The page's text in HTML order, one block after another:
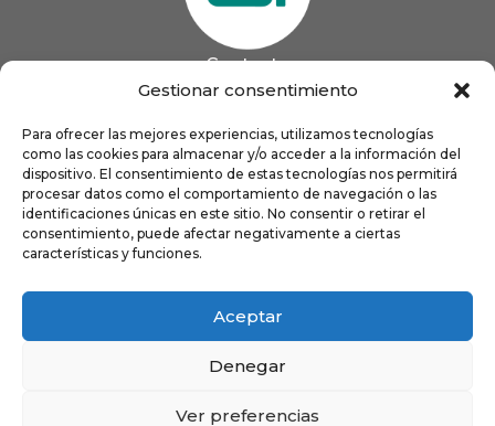
Gestionar consentimiento
Para ofrecer las mejores experiencias, utilizamos tecnologías
como las cookies para almacenar y/o acceder a la información del
dispositivo. El consentimiento de estas tecnologías nos permitirá
procesar datos como el comportamiento de navegación o las
identificaciones únicas en este sitio. No consentir o retirar el
consentimiento, puede afectar negativamente a ciertas
características y funciones.
Aceptar
Denegar
Ver preferencias
Contacto
 coigijon@gmail.com
Horario
Lun
9:00 a 13:00 - 16:00 a 21:00
Mar
9:00 a 13:00 - 16:00 a 20:00
Mié
9:00 a 14:00 - 16:00 a 19:00
Jue
9:00 a 13:00 - 16:00 a 19:00